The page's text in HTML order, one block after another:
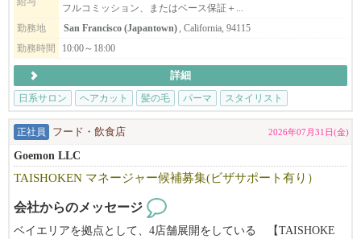
まずはお気軽にご応募ください！
※必ず履歴書を添付の上ご応募ください。書類審査の上ご連絡さ
せて頂きます。
フルコミッション、またはベース保証＋...
勤務地
San Francisco (Japantown), California, 94115
勤務時間
10:00～18:00
詳細
日系サロン
ヘアカット 髪の毛 パーマ スタイリスト
正社員 フード・飲食店 2026年07月31日(金)
Goemon LLC
TAISHOKEN マネージャー候補募集(ビザサポート有り）
会社からのメッセージ
ベイエリアを拠点として、4店舗展開をしている 【TAISHOKE